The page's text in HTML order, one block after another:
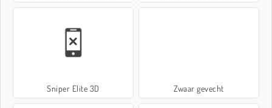
Sniper Elite 3D Zwaar gevecht